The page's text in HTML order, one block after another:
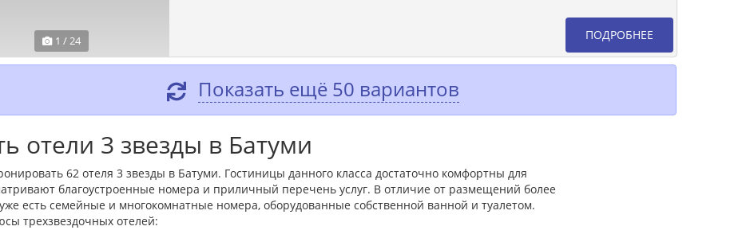
1 / 24 ПОДРОБНЕЕ
Показать ещё 50 вариантов
отели 3 звезды в Батуми
62 отеля 3 звезды в Батуми. Гостиницы данного класса достаточно комфортны для
благоустроенные номера и приличный перечень услуг. В отличие от размещений более
есть семейные и многокомнатные номера, оборудованные собственной ванной и туалетом.
трехзвездочных отелей: